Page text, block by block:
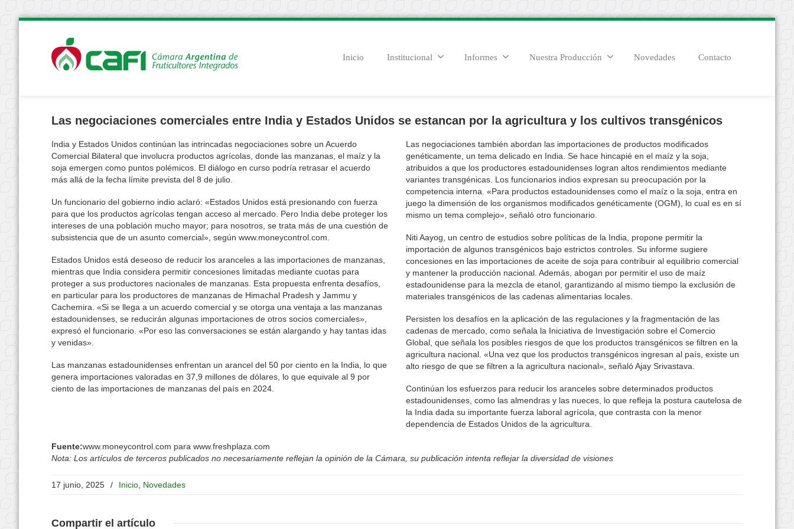
Inicio Institucional Informes Nuestra Producción Novedades Contacto
Las negociaciones comerciales entre India y Estados Unidos se estancan por la agricultura y los cultivos transgénicos
India y Estados Unidos continúan las intrincadas negociaciones sobre un Acuerdo
Comercial Bilateral que involucra productos agrícolas, donde las manzanas, el maíz y la
soja emergen como puntos polémicos. El diálogo en curso podría retrasar el acuerdo
más allá de la fecha límite prevista del 8 de julio.
Un funcionario del gobierno indio aclaró: «Estados Unidos está presionando con fuerza
para que los productos agrícolas tengan acceso al mercado. Pero India debe proteger los
intereses de una población mucho mayor; para nosotros, se trata más de una cuestión de
subsistencia que de un asunto comercial», según www.moneycontrol.com.
Estados Unidos está deseoso de reducir los aranceles a las importaciones de manzanas,
mientras que India considera permitir concesiones limitadas mediante cuotas para
proteger a sus productores nacionales de manzanas. Esta propuesta enfrenta desafíos,
en particular para los productores de manzanas de Himachal Pradesh y Jammu y
Cachemira. «Si se llega a un acuerdo comercial y se otorga una ventaja a las manzanas
estadounidenses, se reducirán algunas importaciones de otros socios comerciales»,
expresó el funcionario. «Por eso las conversaciones se están alargando y hay tantas idas
y venidas».
Las manzanas estadounidenses enfrentan un arancel del 50 por ciento en la India, lo que
genera importaciones valoradas en 37,9 millones de dólares, lo que equivale al 9 por
ciento de las importaciones de manzanas del país en 2024.
Las negociaciones también abordan las importaciones de productos modificados
genéticamente, un tema delicado en India. Se hace hincapié en el maíz y la soja,
atribuidos a que los productores estadounidenses logran altos rendimientos mediante
variantes transgénicas. Los funcionarios indios expresan su preocupación por la
competencia interna. «Para productos estadounidenses como el maíz o la soja, entra en
juego la dimensión de los organismos modificados genéticamente (OGM), lo cual es en sí
mismo un tema complejo», señaló otro funcionario.
Niti Aayog, un centro de estudios sobre políticas de la India, propone permitir la
importación de algunos transgénicos bajo estrictos controles. Su informe sugiere
concesiones en las importaciones de aceite de soja para contribuir al equilibrio comercial
y mantener la producción nacional. Además, abogan por permitir el uso de maíz
estadounidense para la mezcla de etanol, garantizando al mismo tiempo la exclusión de
materiales transgénicos de las cadenas alimentarias locales.
Persisten los desafíos en la aplicación de las regulaciones y la fragmentación de las
cadenas de mercado, como señala la Iniciativa de Investigación sobre el Comercio
Global, que señala los posibles riesgos de que los productos transgénicos se filtren en la
agricultura nacional. «Una vez que los productos transgénicos ingresan al país, existe un
alto riesgo de que se filtren a la agricultura nacional», señaló Ajay Srivastava.
Continúan los esfuerzos para reducir los aranceles sobre determinados productos
estadounidenses, como las almendras y las nueces, lo que refleja la postura cautelosa de
la India dada su importante fuerza laboral agrícola, que contrasta con la menor
dependencia de Estados Unidos de la agricultura.
Fuente:www.moneycontrol.com para www.freshplaza.com
Nota: Los artículos de terceros publicados no necesariamente reflejan la opinión de la Cámara, su publicación intenta reflejar la diversidad de visiones
17 junio, 2025 / Inicio Novedades
Compartir el artículo